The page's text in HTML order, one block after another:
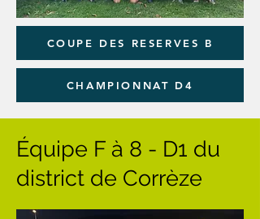
COUPE DES RESERVES B
CHAMPIONNAT D4
Équipe F à 8 - D1 du
district de Corrèze